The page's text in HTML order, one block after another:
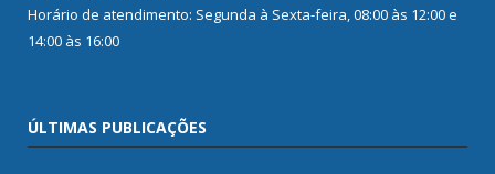
Horário de atendimento: Segunda à Sexta-feira, 08:00 às 12:00 e
14:00 às 16:00
ÚLTIMAS PUBLICAÇÕES